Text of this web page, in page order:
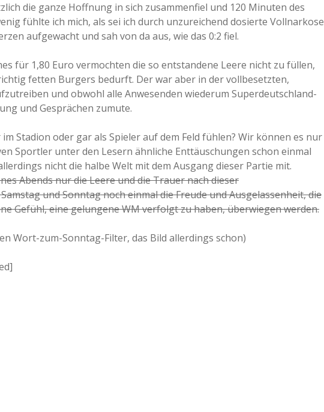
die ganze Hoffnung in sich zusammenfiel und 120 Minuten des
fühlte ich mich, als sei ich durch unzureichend dosierte Vollnarkose
aufgewacht und sah von da aus, wie das 0:2 fiel.
für 1,80 Euro vermochten die so entstandene Leere nicht zu füllen,
fetten Burgers bedurft. Der war aber in der vollbesetzten,
und obwohl alle Anwesenden wiederum Superdeutschland-
und Gesprächen zumute.
Stadion oder gar als Spieler auf dem Feld fühlen? Wir können es nur
Sportler unter den Lesern ähnliche Enttäuschungen schon einmal
nicht die halbe Welt mit dem Ausgang dieser Partie mit.
Abends nur die Leere und die Trauer nach dieser
und Sonntag noch einmal die Freude und Ausgelassenheit, die
Gefühl, eine gelungene WM verfolgt zu haben, überwiegen werden.
Wort-zum-Sonntag-Filter, das Bild allerdings schon)